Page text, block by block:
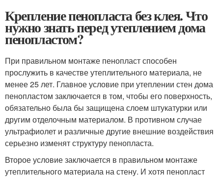
Крепление пенопласта без клея. Что
нужно знать перед утеплением дома
пенопластом?
При правильном монтаже пенопласт способен
прослужить в качестве утеплительного материала, не
менее 25 лет. Главное условие при утеплении стен дома
пенопластом заключается в том, чтобы его поверхность,
обязательно была бы защищена слоем штукатурки или
другим отделочным материалом. В противном случае
ультрафиолет и различные другие внешние воздействия
серьезно изменят структуру пенопласта.
Второе условие заключается в правильном монтаже
утеплительного материала на стену. И хотя пенопласт